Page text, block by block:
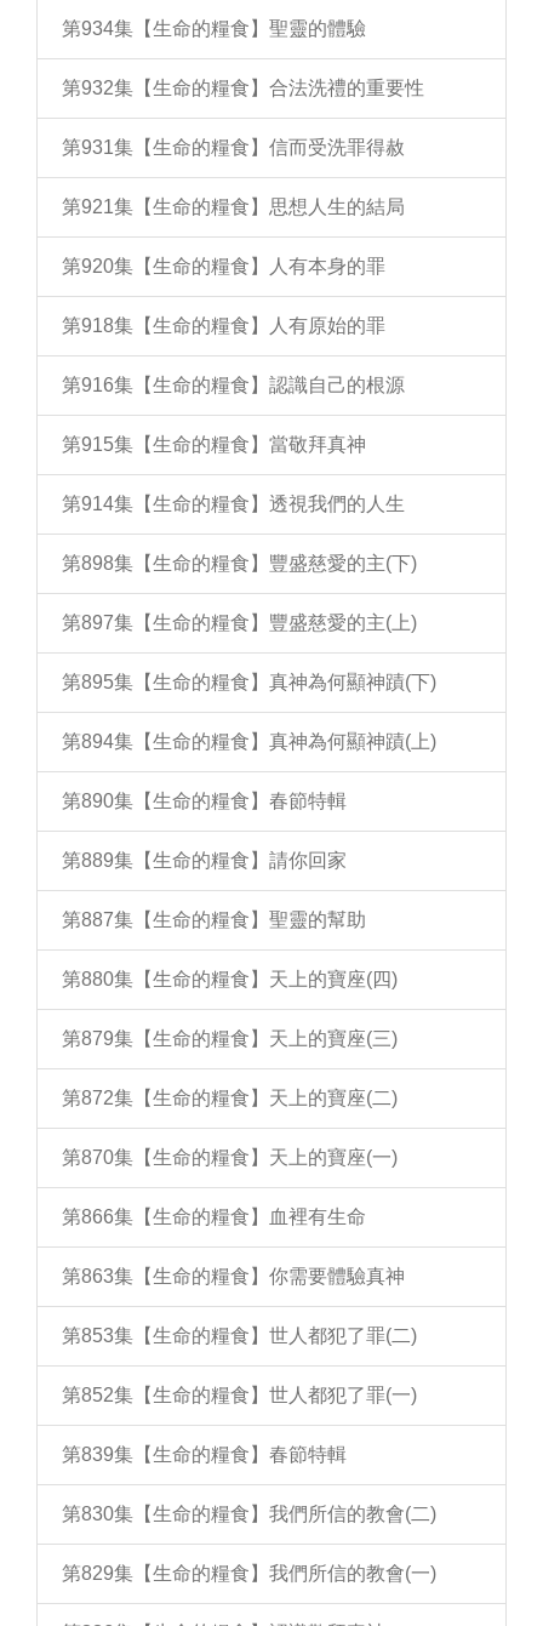
第934集【生命的糧食】聖靈的體驗
第932集【生命的糧食】合法洗禮的重要性
第931集【生命的糧食】信而受洗罪得赦
第921集【生命的糧食】思想人生的結局
第920集【生命的糧食】人有本身的罪
第918集【生命的糧食】人有原始的罪
第916集【生命的糧食】認識自己的根源
第915集【生命的糧食】當敬拜真神
第914集【生命的糧食】透視我們的人生
第898集【生命的糧食】豐盛慈愛的主(下)
第897集【生命的糧食】豐盛慈愛的主(上)
第895集【生命的糧食】真神為何顯神蹟(下)
第894集【生命的糧食】真神為何顯神蹟(上)
第890集【生命的糧食】春節特輯
第889集【生命的糧食】請你回家
第887集【生命的糧食】聖靈的幫助
第880集【生命的糧食】天上的寶座(四)
第879集【生命的糧食】天上的寶座(三)
第872集【生命的糧食】天上的寶座(二)
第870集【生命的糧食】天上的寶座(一)
第866集【生命的糧食】血裡有生命
第863集【生命的糧食】你需要體驗真神
第853集【生命的糧食】世人都犯了罪(二)
第852集【生命的糧食】世人都犯了罪(一)
第839集【生命的糧食】春節特輯
第830集【生命的糧食】我們所信的教會(二)
第829集【生命的糧食】我們所信的教會(一)